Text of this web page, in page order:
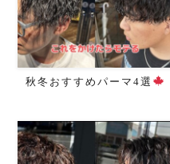
秋冬おすすめパーマ4選